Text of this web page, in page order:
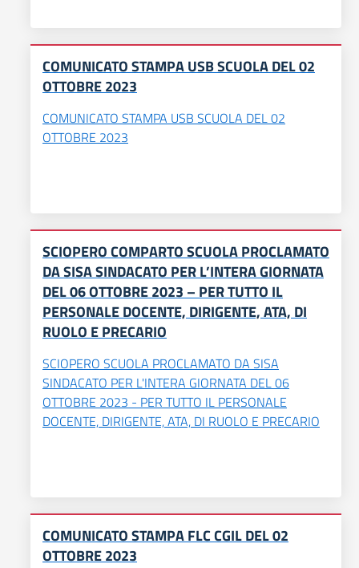
COMUNICATO STAMPA USB SCUOLA DEL 02
OTTOBRE 2023
COMUNICATO STAMPA USB SCUOLA DEL 02
OTTOBRE 2023
SCIOPERO COMPARTO SCUOLA PROCLAMATO
DA SISA SINDACATO PER L’INTERA GIORNATA
DEL 06 OTTOBRE 2023 – PER TUTTO IL
PERSONALE DOCENTE, DIRIGENTE, ATA, DI
RUOLO E PRECARIO
SCIOPERO SCUOLA PROCLAMATO DA SISA
SINDACATO PER L'INTERA GIORNATA DEL 06
OTTOBRE 2023 - PER TUTTO IL PERSONALE
DOCENTE, DIRIGENTE, ATA, DI RUOLO E PRECARIO
COMUNICATO STAMPA FLC CGIL DEL 02
OTTOBRE 2023